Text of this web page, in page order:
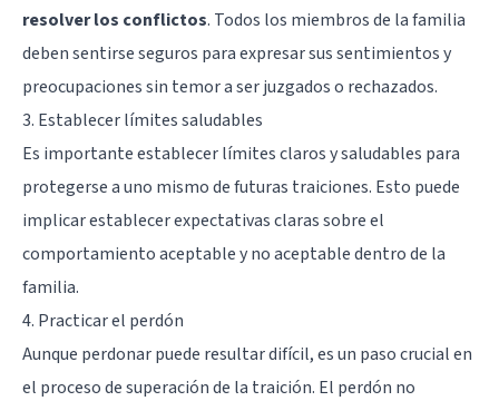
resolver los conflictos. Todos los miembros de la familia
deben sentirse seguros para expresar sus sentimientos y
preocupaciones sin temor a ser juzgados o rechazados.
3. Establecer límites saludables
Es importante establecer límites claros y saludables para
protegerse a uno mismo de futuras traiciones. Esto puede
implicar establecer expectativas claras sobre el
comportamiento aceptable y no aceptable dentro de la
familia.
4. Practicar el perdón
Aunque perdonar puede resultar difícil, es un paso crucial en
el proceso de superación de la traición. El perdón no